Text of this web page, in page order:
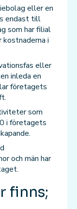
eller en
endast till
som har filial
i
eller
inleda en
företagets
som
i företagets
och män har
finns;